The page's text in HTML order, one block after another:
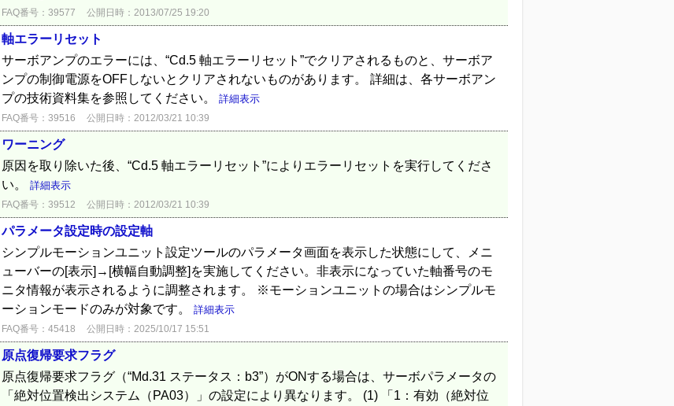
FAQ番号：39577 公開日時：2013/07/25 19:20
軸エラーリセット
サーボアンプのエラーには、“Cd.5 軸エラーリセット”でクリアされるものと、サーボア
ンプの制御電源をOFFしないとクリアされないものがあります。 詳細は、各サーボアン
プの技術資料集を参照してください。 詳細表示
FAQ番号：39516 公開日時：2012/03/21 10:39
ワーニング
原因を取り除いた後、“Cd.5 軸エラーリセット”によりエラーリセットを実行してくださ
い。 詳細表示
FAQ番号：39512 公開日時：2012/03/21 10:39
パラメータ設定時の設定軸
シンプルモーションユニット設定ツールのパラメータ画面を表示した状態にして、メニ
ューバーの[表示]→[横幅自動調整]を実施してください。非表示になっていた軸番号のモ
ニタ情報が表示されるように調整されます。 ※モーションユニットの場合はシンプルモ
ーションモードのみが対象です。 詳細表示
FAQ番号：45418 公開日時：2025/10/17 15:51
原点復帰要求フラグ
原点復帰要求フラグ（“Md.31 ステータス：b3”）がONする場合は、サーボパラメータの
「絶対位置検出システム（PA03）」の設定により異なります。 (1) 「1：有効（絶対位